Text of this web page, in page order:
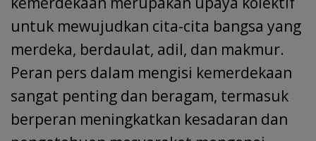
untuk mewujudkan cita-cita bangsa yang
merdeka, berdaulat, adil, dan makmur.
Peran pers dalam mengisi kemerdekaan
sangat penting dan beragam, termasuk
berperan meningkatkan kesadaran dan